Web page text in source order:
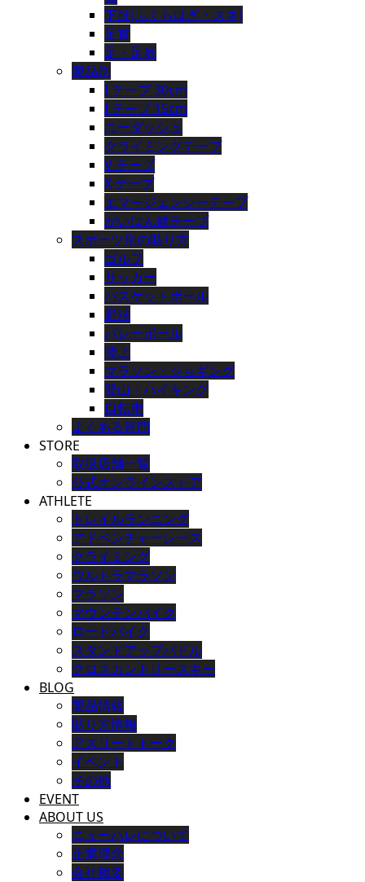
下肢(ふくらはぎ・スネ)
足首
足・足底
製品別
I テープ 30cm
I テープ 15cm
ニーダッシュ
クライミングテープ
V テープ
X テープ
エマージェンシーテープ
がいはん健テープ
スポーツ別の貼り方
ゴルフ
サッカー
バスケットボール
野球
バレーボール
陸上
マラソン・ジョギング
登山・ハイキング
自転車
よくある質問
STORE
取扱店舗一覧
公式オンラインストア
ATHLETE
トレイルランニング
アドベンチャーレース
クライミング
ウルトラマラソン
マラソン
マウンテンバイク
ロードバイク
スタンドアップパドル
クロスカントリースキー
BLOG
製品情報
貼り方情報
アスリートトーク
イベント
その他
EVENT
ABOUT US
ニューハレについて
企業理念
会社概要